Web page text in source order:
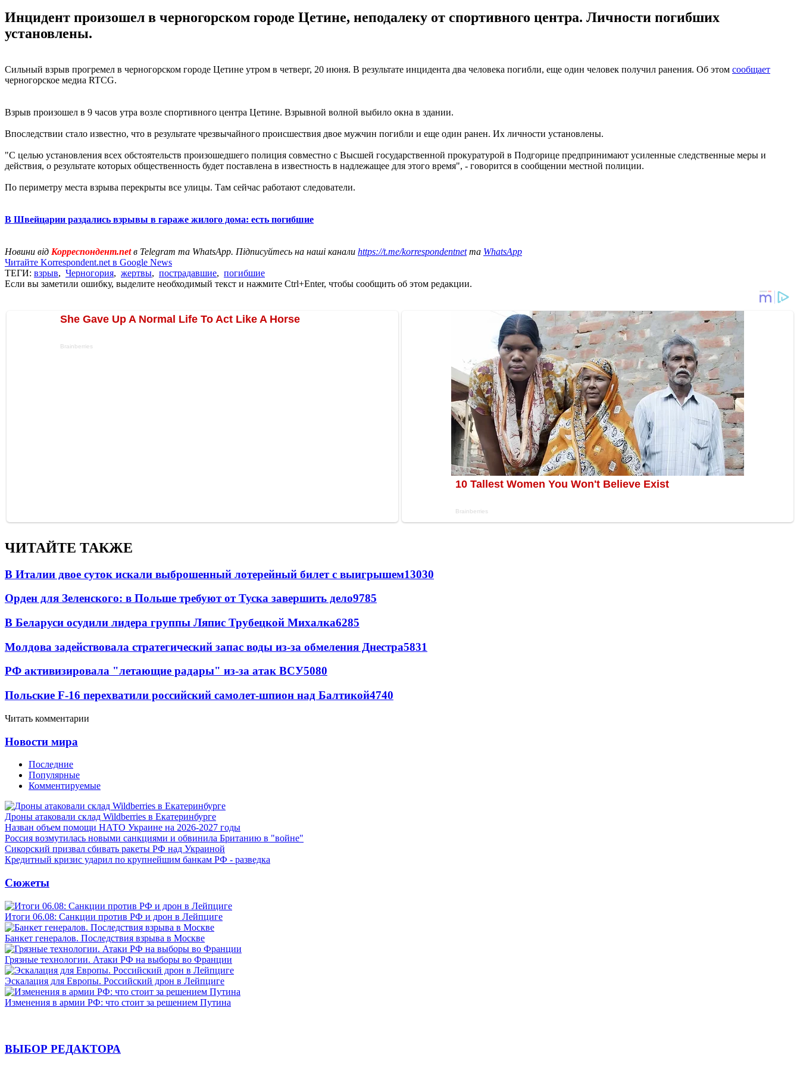
Инцидент произошел в черногорском городе Цетине, неподалеку от спортивного центра. Личности погибших
установлены.
Сильный взрыв прогремел в черногорском городе Цетине утром в четверг, 20 июня. В результате инцидента два человека погибли, еще один человек получил ранения. Об этом сообщает
черногорское медиа RTCG.
Взрыв произошел в 9 часов утра возле спортивного центра Цетине. Взрывной волной выбило окна в здании.
Впоследствии стало известно, что в результате чрезвычайного происшествия двое мужчин погибли и еще один ранен. Их личности установлены.
"С целью установления всех обстоятельств произошедшего полиция совместно с Высшей государственной прокуратурой в Подгорице предпринимают усиленные следственные меры и
действия, о результате которых общественность будет поставлена в известность в надлежащее для этого время", - говорится в сообщении местной полиции.
По периметру места взрыва перекрыты все улицы. Там сейчас работают следователи.
В Швейцарии раздались взрывы в гараже жилого дома: есть погибшие
Новини від Корреспондент.netв Telegram та WhatsApp. Підписуйтесь на наші канали https://t.me/korrespondentnetта WhatsApp
Читайте Korrespondent.net в Google News
ТЕГИ: взрыв, Черногория, жертвы, пострадавшие, погибшие
Если вы заметили ошибку, выделите необходимый текст и нажмите Ctrl+Enter, чтобы сообщить об этом редакции.
ЧИТАЙТЕ ТАКЖЕ
В Италии двое суток искали выброшенный лотерейный билет с выигрышем13030
Орден для Зеленского: в Польше требуют от Туска завершить дело9785
В Беларуси осудили лидера группы Ляпис Трубецкой Михалка6285
Молдова задействовала стратегический запас воды из-за обмеления Днестра5831
РФ активизировала "летающие радары" из-за атак ВСУ5080
Польские F-16 перехватили российский самолет-шпион над Балтикой4740
Читать комментарии
Новости мира
Последние
Популярные
Комментируемые
Дроны атаковали склад Wildberries в Екатеринбурге
Назван объем помощи НАТО Украине на 2026-2027 годы
Россия возмутилась новыми санкциями и обвинила Британию в "войне"
Сикорский призвал сбивать ракеты РФ над Украиной
Кредитный кризис ударил по крупнейшим банкам РФ - разведка
Сюжеты
Итоги 06.08: Санкции против РФ и дрон в Лейпциге
Банкет генералов. Последствия взрыва в Москве
Грязные технологии. Атаки РФ на выборы во Франции
Эскалация для Европы. Российский дрон в Лейпциге
Изменения в армии РФ: что стоит за решением Путина
ВЫБОР РЕДАКТОРА